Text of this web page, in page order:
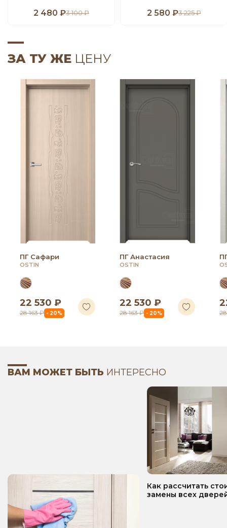
2 480 ₽3 100 ₽ 2 580 ₽3 225 ₽
ЗА ТУ ЖЕ ЦЕНУ
ПГ Сафари
OSTIN
22 530 ₽
28 163 ₽ - 20%
ПГ Анастасия
OSTIN
22 530 ₽
28 163 ₽ - 20%
ВАМ МОЖЕТ БЫТЬ ИНТЕРЕСНО
Как рассчитать
замены всех